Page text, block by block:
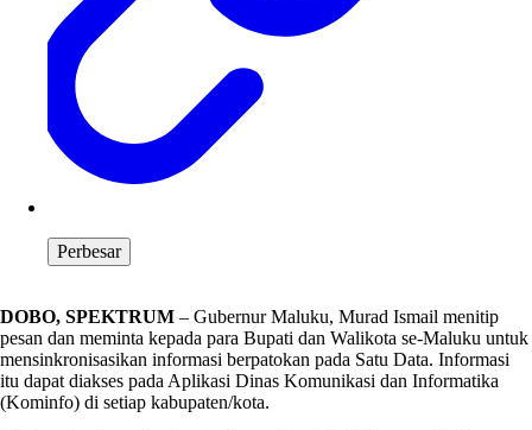
Perbesar
DOBO, SPEKTRUM – Gubernur Maluku, Murad Ismail menitip
pesan dan meminta kepada para Bupati dan Walikota se-Maluku untuk
mensinkronisasikan informasi berpatokan pada Satu Data. Informasi
itu dapat diakses pada Aplikasi Dinas Komunikasi dan Informatika
(Kominfo) di setiap kabupaten/kota.